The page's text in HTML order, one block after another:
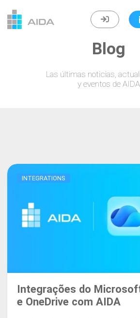
Blog
Las últimas noticias,
y eventos de AIDA
INTEGRATIONS
Integrações do
e OneDrive com AIDA